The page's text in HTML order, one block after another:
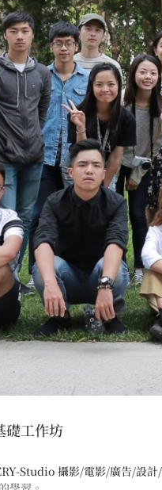
礎工作坊
Studio 攝影/電影/廣告/設計